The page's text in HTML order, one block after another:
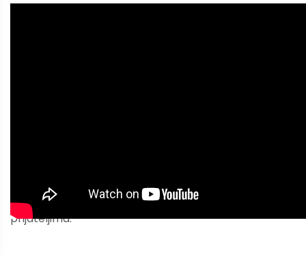
može biti koristan i drugima. Pošaljite ga ili podelite se
prijateljima.